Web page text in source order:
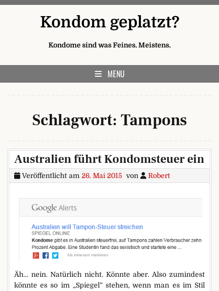
Kondom geplatzt?
Kondome sind was Feines. Meistens.
MENU
Schlagwort: Tampons
Australien führt Kondomsteuer ein
Veröffentlicht am 26. Mai 2015 von Robert
Äh… nein. Natürlich nicht. Könnte aber. Also zumindest
könnte es so im „Spiegel“ stehen, wenn man es im Stil